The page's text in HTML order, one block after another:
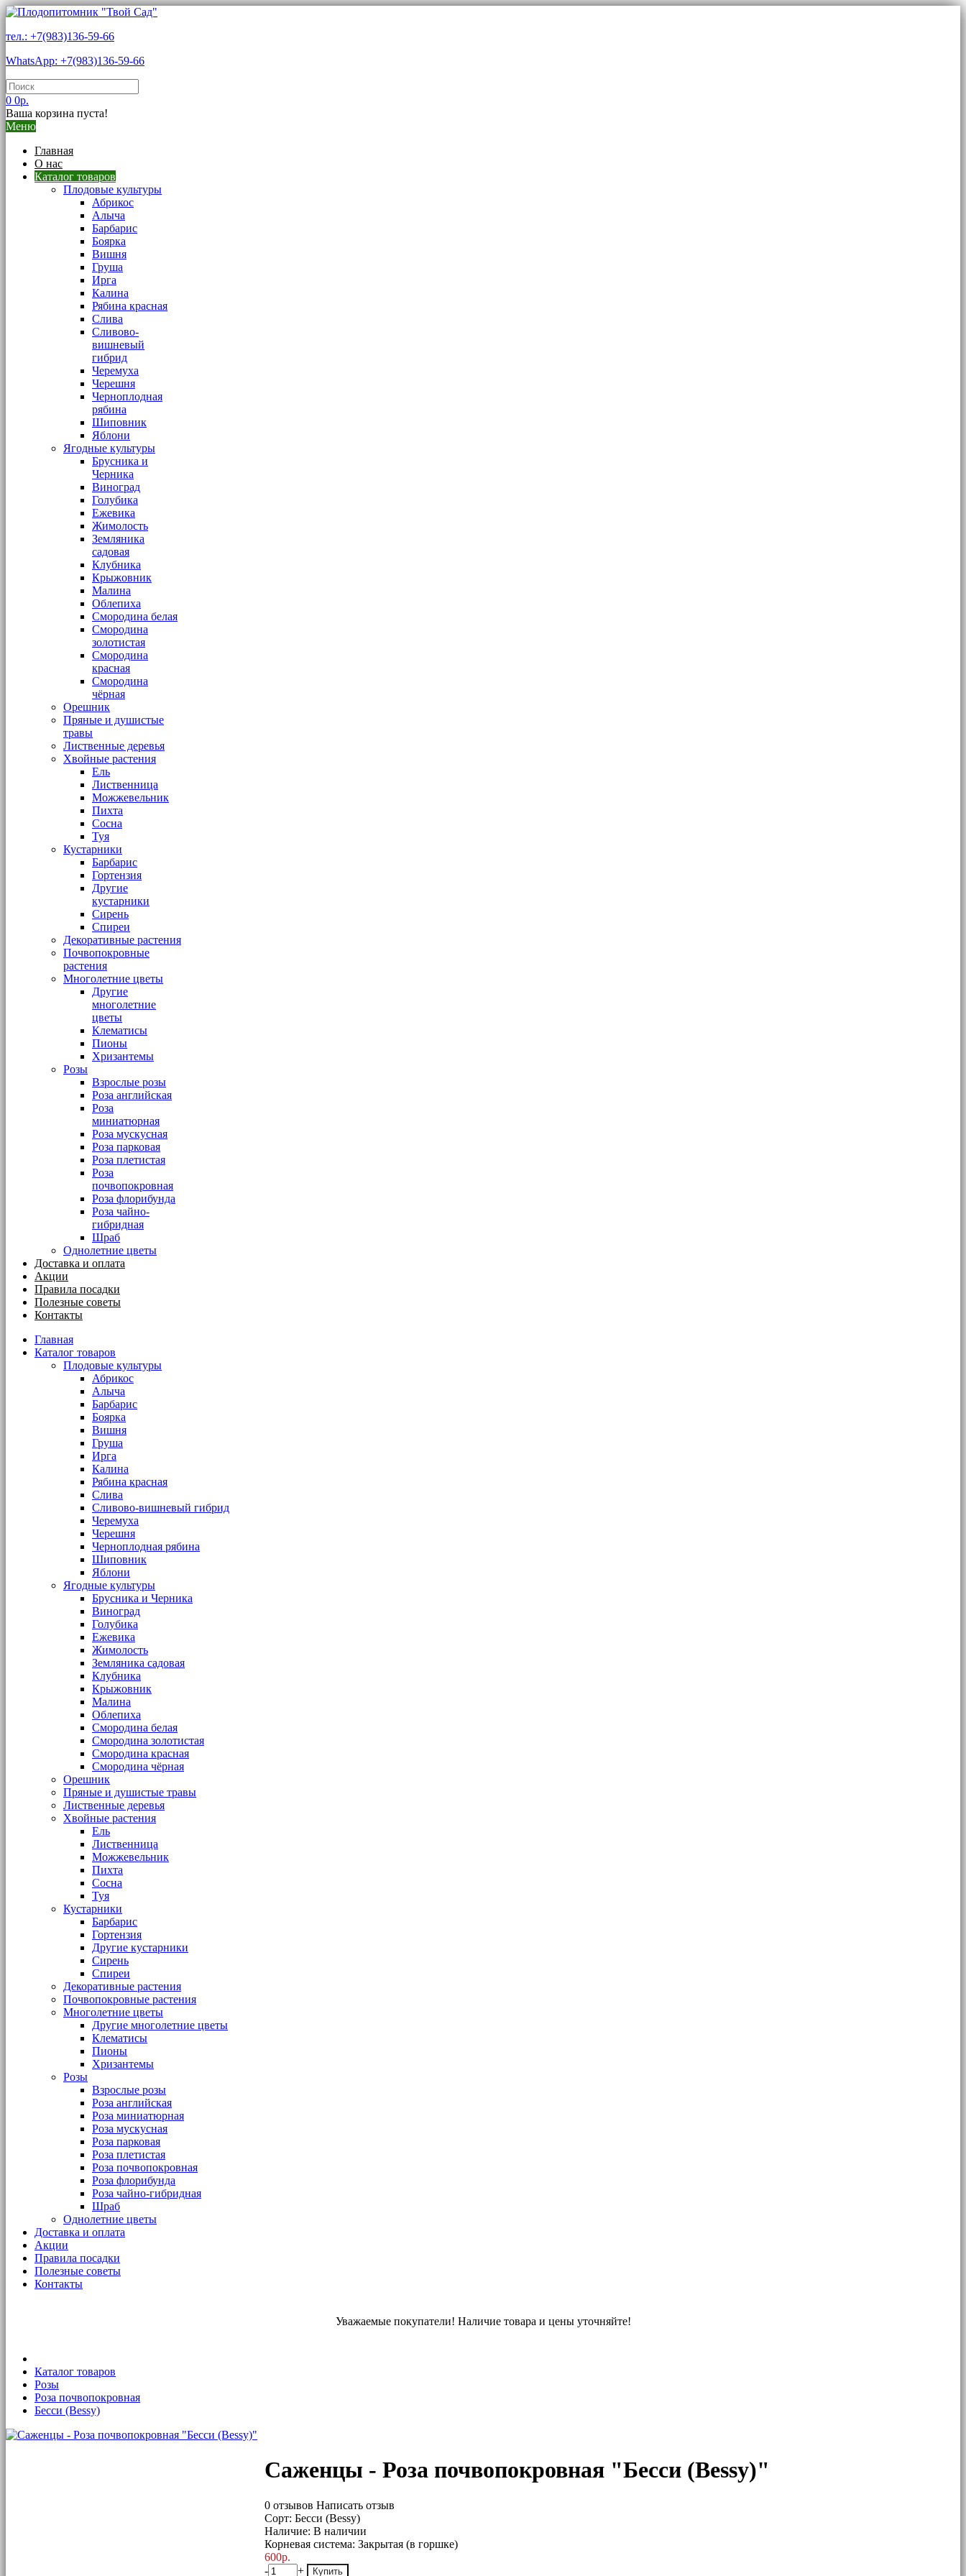
тел.: +7(983)136-59-66
WhatsApp: +7(983)136-59-66
0 0р.
Ваша корзина пуста!
Меню
Главная
О нас
Каталог товаров
Плодовые культуры
Абрикос
Алыча
Барбарис
Боярка
Вишня
Груша
Ирга
Калина
Рябина красная
Слива
Сливово-
вишневый
гибрид
Черемуха
Черешня
Черноплодная
рябина
Шиповник
Яблони
Ягодные культуры
Брусника и
Черника
Виноград
Голубика
Ежевика
Жимолость
Земляника
садовая
Клубника
Крыжовник
Малина
Облепиха
Смородина белая
Смородина
золотистая
Смородина
красная
Смородина
чёрная
Орешник
Пряные и душистые
травы
Лиственные деревья
Хвойные растения
Ель
Лиственница
Можжевельник
Пихта
Сосна
Туя
Кустарники
Барбарис
Гортензия
Другие
кустарники
Сирень
Спиреи
Декоративные растения
Почвопокровные
растения
Многолетние цветы
Другие
многолетние
цветы
Клематисы
Пионы
Хризантемы
Розы
Взрослые розы
Роза английская
Роза
миниатюрная
Роза мускусная
Роза парковая
Роза плетистая
Роза
почвопокровная
Роза флорибунда
Роза чайно-
гибридная
Шраб
Однолетние цветы
Доставка и оплата
Акции
Правила посадки
Полезные советы
Контакты
Главная
Каталог товаров
Плодовые культуры
Абрикос
Алыча
Барбарис
Боярка
Вишня
Груша
Ирга
Калина
Рябина красная
Слива
Сливово-вишневый гибрид
Черемуха
Черешня
Черноплодная рябина
Шиповник
Яблони
Ягодные культуры
Брусника и Черника
Виноград
Голубика
Ежевика
Жимолость
Земляника садовая
Клубника
Крыжовник
Малина
Облепиха
Смородина белая
Смородина золотистая
Смородина красная
Смородина чёрная
Орешник
Пряные и душистые травы
Лиственные деревья
Хвойные растения
Ель
Лиственница
Можжевельник
Пихта
Сосна
Туя
Кустарники
Барбарис
Гортензия
Другие кустарники
Сирень
Спиреи
Декоративные растения
Почвопокровные растения
Многолетние цветы
Другие многолетние цветы
Клематисы
Пионы
Хризантемы
Розы
Взрослые розы
Роза английская
Роза миниатюрная
Роза мускусная
Роза парковая
Роза плетистая
Роза почвопокровная
Роза флорибунда
Роза чайно-гибридная
Шраб
Однолетние цветы
Доставка и оплата
Акции
Правила посадки
Полезные советы
Контакты
Уважаемые покупатели! Наличие товара и цены уточняйте!
Каталог товаров
Розы
Роза почвопокровная
Бесси (Bessy)
Саженцы - Роза почвопокровная "Бесси (Bessy)"
0 отзывов Написать отзыв
Сорт: Бесси (Bessy)
Наличие: В наличии
Корневая система: Закрытая (в горшке)
600р.
-
+ Купить